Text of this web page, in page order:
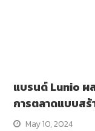
แบรนด์ Lunio
การตลาดแบบสร้
May 10, 2024